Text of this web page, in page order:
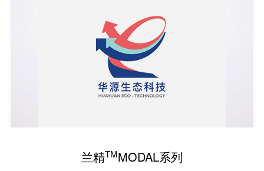
兰精TMMODAL系列